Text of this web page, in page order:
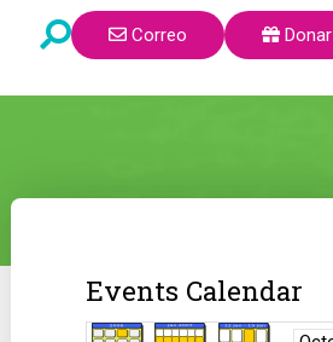
Correo Donar
Events Calendar